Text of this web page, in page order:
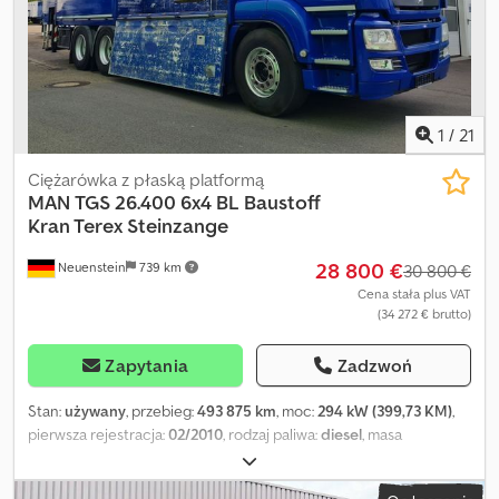
1 / 21
Neuenstein 739 km
Ciężarówka z płaską platformą
MAN TGS 26.400 6x4 BL Baustoff
Kran Terex Steinzange
28 800 €30 800 €
Cena stała plus VAT
(34 272 € brutto)
Zapytania Zadzwoń
Stan:używany, przebieg:493 875 km, moc: 294 kW (399,73 KM),
pierwsza rejestracja:02/2010 , rodzaj paliwa:diesel , masa
, konfiguracja osi:
przekładni:automatyczny, klasa emisji:Euro 5, objętość